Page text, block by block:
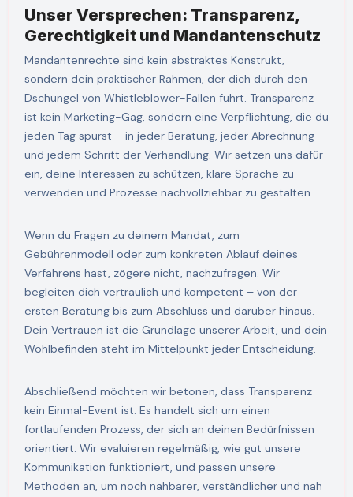
Unser Versprechen: Transparenz,
Gerechtigkeit und Mandantenschutz
Mandantenrechte sind kein abstraktes Konstrukt,
sondern dein praktischer Rahmen, der dich durch den
Dschungel von Whistleblower-Fällen führt. Transparenz
ist kein Marketing-Gag, sondern eine Verpflichtung, die du
jeden Tag spürst – in jeder Beratung, jeder Abrechnung
und jedem Schritt der Verhandlung. Wir setzen uns dafür
ein, deine Interessen zu schützen, klare Sprache zu
verwenden und Prozesse nachvollziehbar zu gestalten.
Wenn du Fragen zu deinem Mandat, zum
Gebührenmodell oder zum konkreten Ablauf deines
Verfahrens hast, zögere nicht, nachzufragen. Wir
begleiten dich vertraulich und kompetent – von der
ersten Beratung bis zum Abschluss und darüber hinaus.
Dein Vertrauen ist die Grundlage unserer Arbeit, und dein
Wohlbefinden steht im Mittelpunkt jeder Entscheidung.
Abschließend möchten wir betonen, dass Transparenz
kein Einmal-Event ist. Es handelt sich um einen
fortlaufenden Prozess, der sich an deinen Bedürfnissen
orientiert. Wir evaluieren regelmäßig, wie gut unsere
Kommunikation funktioniert, und passen unsere
Methoden an, um noch nahbarer, verständlicher und nah